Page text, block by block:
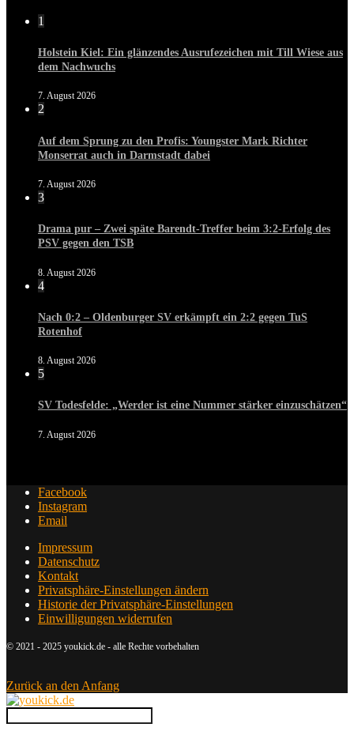
1
Holstein Kiel: Ein glänzendes Ausrufezeichen mit Till Wiese aus
dem Nachwuchs
7. August 2026
2
Auf dem Sprung zu den Profis: Youngster Mark Richter
Monserrat auch in Darmstadt dabei
7. August 2026
3
Drama pur – Zwei späte Barendt-Treffer beim 3:2-Erfolg des
PSV gegen den TSB
8. August 2026
4
Nach 0:2 – Oldenburger SV erkämpft ein 2:2 gegen TuS
Rotenhof
8. August 2026
5
SV Todesfelde: „Werder ist eine Nummer stärker einzuschätzen“
7. August 2026
Facebook
Instagram
Email
Impressum
Datenschutz
Kontakt
Privatsphäre-Einstellungen ändern
Historie der Privatsphäre-Einstellungen
Einwilligungen widerrufen
© 2021 - 2025 youkick.de - alle Rechte vorbehalten
Zurück an den Anfang